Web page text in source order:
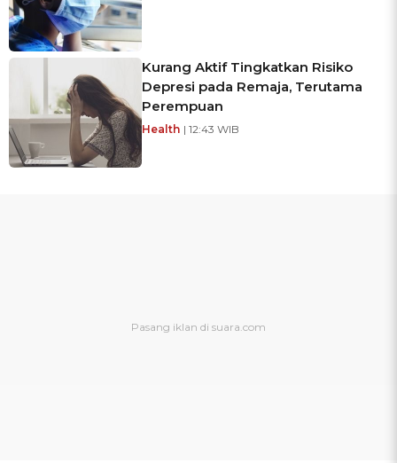
Kurang Aktif Tingkatkan Risiko
Depresi pada Remaja, Terutama
Perempuan
Health | 12:43 WIB